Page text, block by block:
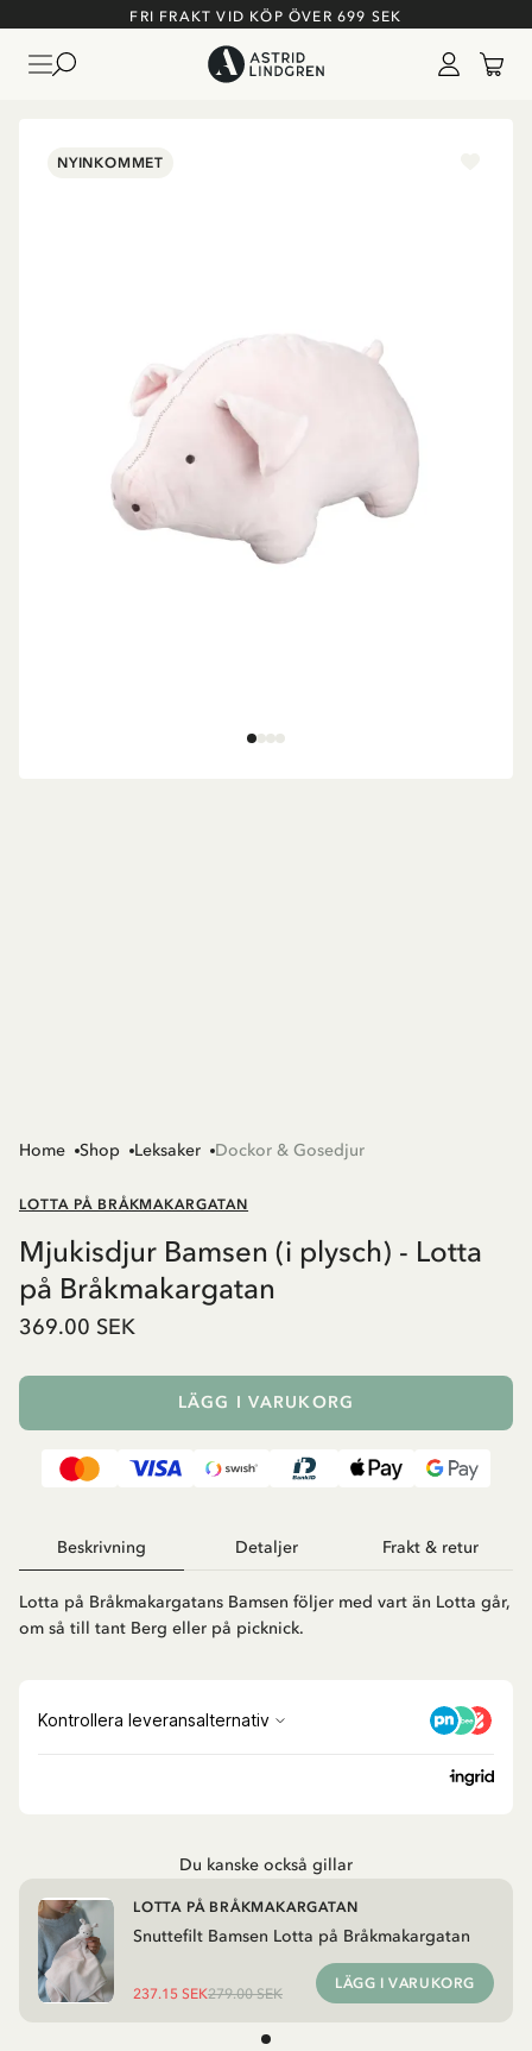
FRI FRAKT VID KÖP ÖVER 699 SEK
NYINKOMMET
Home Shop Leksaker Dockor & Gosedjur
LOTTA PÅ BRÅKMAKARGATAN
Mjukisdjur Bamsen (i plysch) - Lotta
på Bråkmakargatan
369.00 SEK
LÄGG I VARUKORG
Beskrivning Detaljer Frakt & retur
Lotta på Bråkmakargatans Bamsen följer med vart än Lotta går,
om så till tant Berg eller på picknick.
Du kanske också gillar
Snuttefilt Bamsen Lotta på Bråkmakargatan
LOTTA PÅ BRÅKMAKARGATAN
237.15 SEK279.00 SEK
LÄGG I VARUKORG